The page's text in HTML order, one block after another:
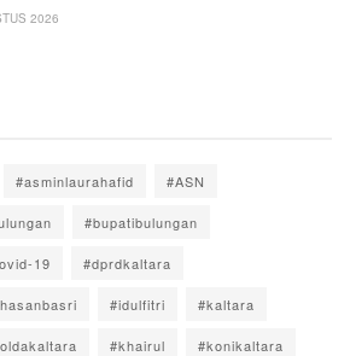
2026
#asminlaurahafid #ASN
#bupatibulungan
19 #dprdkaltara
#idulfitri #kaltara
#khairul #konikaltara